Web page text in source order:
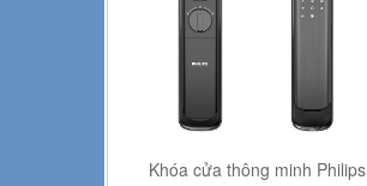
Khóa cửa thông minh Philips